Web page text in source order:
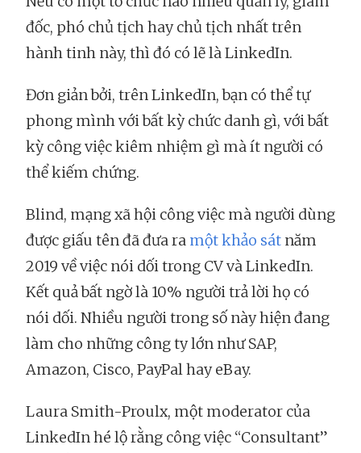
đốc, phó chủ tịch hay chủ tịch nhất trên
hành tinh này, thì đó có lẽ là LinkedIn.
Đơn giản bởi, trên LinkedIn, bạn có thể tự
phong mình với bất kỳ chức danh gì, với bất
kỳ công việc kiêm nhiệm gì mà ít người có
thể kiếm chứng.
Blind, mạng xã hội công việc mà người dùng
được giấu tên đã đưa ra một khảo sát năm
2019 về việc nói dối trong CV và LinkedIn.
Kết quả bất ngờ là 10% người trả lời họ có
nói dối. Nhiều người trong số này hiện đang
làm cho những công ty lớn như SAP,
Amazon, Cisco, PayPal hay eBay.
Laura Smith-Proulx, một moderator của
LinkedIn hé lộ rằng công việc “Consultant”